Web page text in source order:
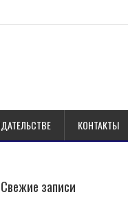
КОНТАКТЫ
Свежие записи